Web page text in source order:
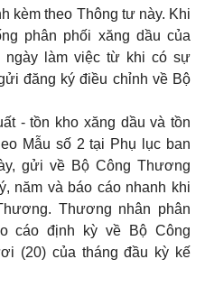
kèm theo Thông tư này. Khi
phân phối xăng dầu của
ngày làm việc từ khi có sự
đăng ký điều chỉnh về Bộ
- tồn kho xăng dầu và tồn
Mẫu số 2 tại Phụ lục ban
gửi về Bộ Công Thương
năm và báo cáo nhanh khi
Thương nhân phân
cáo định kỳ về Bộ Công
(20) của tháng đầu kỳ kế